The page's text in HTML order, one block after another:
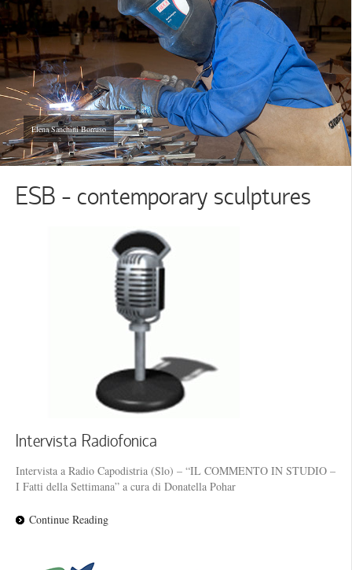
Elena Sanchini Borruso
ESB - contemporary sculptures
Intervista Radiofonica
Intervista a Radio Capodistria (Slo) – “IL COMMENTO IN STUDIO –
I Fatti della Settimana” a cura di Donatella Pohar
Continue Reading